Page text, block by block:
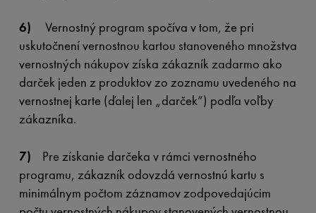
6) Vernostný program spočíva v tom, že pri
uskutočnení vernostnou kartou stanoveného množstva
vernostných nákupov získa zákazník zadarmo ako
darček jeden z produktov zo zoznamu uvedeného na
vernostnej karte (ďalej len „darček“) podľa voľby
zákazníka.
7) Pre získanie darčeka v rámci vernostného
programu, zákazník odovzdá vernostnú kartu s
minimálnym počtom záznamov zodpovedajúcim